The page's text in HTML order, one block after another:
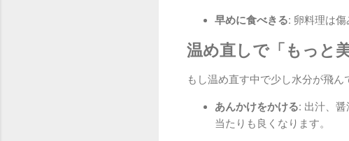
早めに食べきる: 卵料理は傷
温め直しで「もっと
もし温め直す中で少し水分が飛
あんかけをかける: 出汁、
当たりも良くなります。